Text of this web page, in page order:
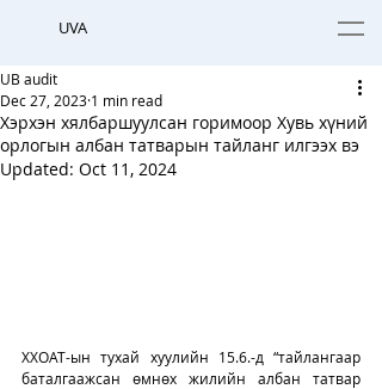
UVA
Хэрхэн хялбаршуулсан горимоор Хувь хүний
орлогын албан татварын тайланг илгээх вэ
UB audit
Dec 27, 2023 1 min read
Updated: Oct 11, 2024
ХХОАТ-ын тухай хуулийн 15.6.-д “тайлангаар
баталгаажсан өмнөх жилийн албан татвар